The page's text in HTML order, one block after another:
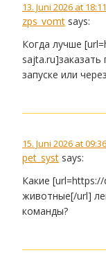
13. Juni 2026 at 18:11
zps_vomt says:
Когда лучше
запуске или
15. Juni 2026 at 09:36
pet_syst says:
Какие
животные[/url]
команды?